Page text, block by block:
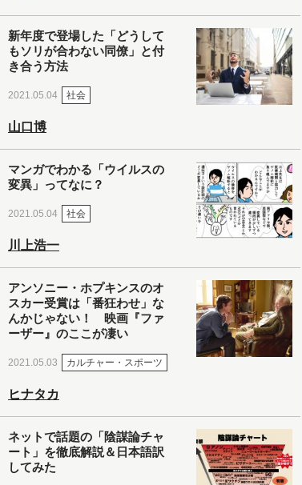
新年度で登場した「どうして
もソリが合わない同僚」と付
き合う方法
2021.05.04 社会
山口博
マンガでわかる「ウイルスの
変異」ってなに？
2021.05.04 社会
川上浩一
アンソニー・ホプキンスのオ
スカー受賞は「番狂わせ」な
んかじゃない！ 映画『ファ
ーザー』のここが凄い
2021.05.03 カルチャー・スポーツ
ヒナタカ
ネットで話題の「陰謀論チャ
ート」を徹底解説＆日本語訳
してみた